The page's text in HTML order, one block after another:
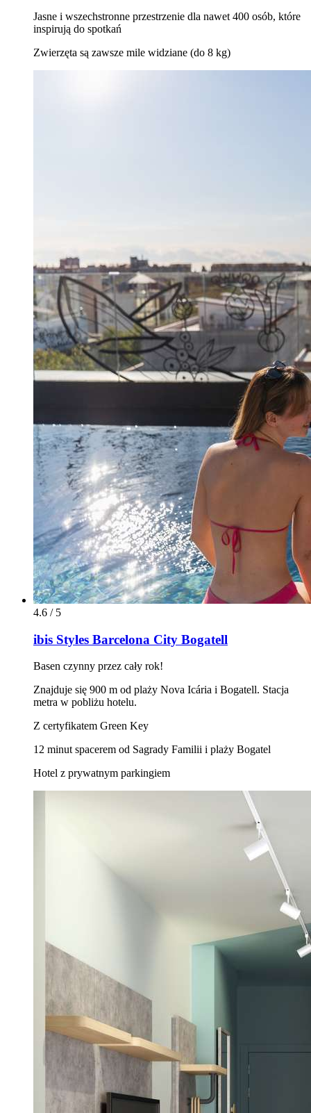
Jasne i wszechstronne przestrzenie dla nawet 400 osób, które
inspirują do spotkań
Zwierzęta są zawsze mile widziane (do 8 kg)
4.6 / 5
ibis Styles Barcelona City Bogatell
Basen czynny przez cały rok!
Znajduje się 900 m od plaży Nova Icária i Bogatell. Stacja
metra w pobliżu hotelu.
Z certyfikatem Green Key
12 minut spacerem od Sagrady Familii i plaży Bogatel
Hotel z prywatnym parkingiem